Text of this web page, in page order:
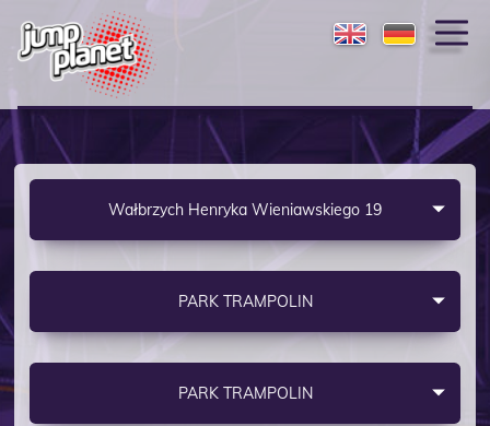
Wałbrzych Henryka Wieniawskiego 19
PARK TRAMPOLIN
PARK TRAMPOLIN